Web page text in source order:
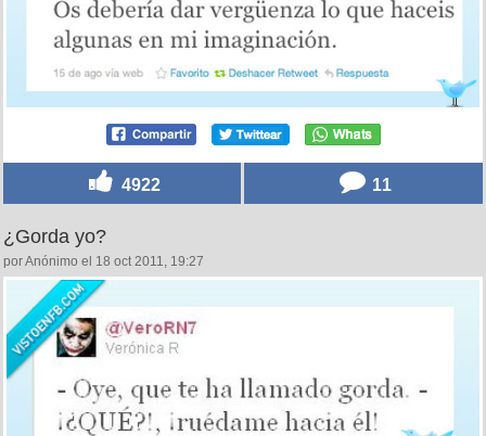
4922 11
¿Gorda yo?
por Anónimo el 18 oct 2011, 19:27